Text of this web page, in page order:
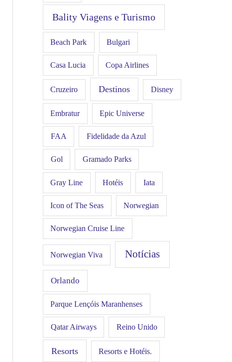
Bality Viagens e Turismo
Beach Park Bulgari
Casa Lucia Copa Airlines
Cruzeiro Destinos Disney
Embratur Epic Universe
FAA Fidelidade da Azul
Gol Gramado Parks
Gray Line Hotéis Iata
Icon of The Seas Norwegian
Norwegian Cruise Line
Norwegian Viva Notícias
Orlando
Parque Lençóis Maranhenses
Qatar Airways Reino Unido
Resorts Resorts e Hotéis.